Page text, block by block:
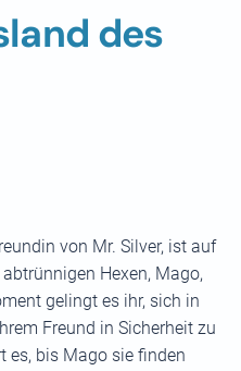
des
von Mr. Silver, ist auf
Hexen, Mago,
gelingt es ihr, sich in
Freund in Sicherheit zu
es, bis Mago sie finden